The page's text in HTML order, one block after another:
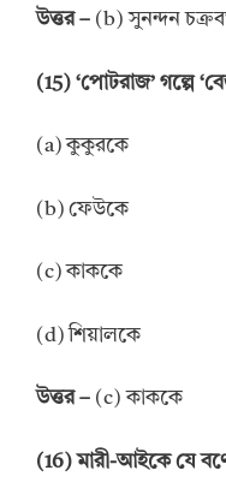
উত্তর – (b) সুনন্দন
(15) ‘পোটরাজ’ গল্পে
(a) কুকুরকে
(b) ফেউকে
(c) কাককে
(d) শিয়ালকে
উত্তর – (c) কাককে
(16) মারী-আইকে যে